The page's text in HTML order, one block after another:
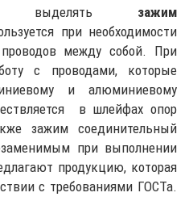
выделять зажим
при необходимости
между собой. При
с проводами, которые
и алюминиевому
в шлейфах опор
зажим соединительный
при выполнении
продукцию, которая
с требованиями ГОСТа.